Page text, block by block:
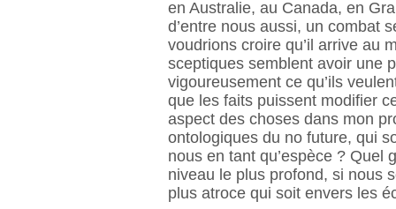
en Australie, au Canada, en
d’entre nous aussi, un combat
voudrions croire qu’il arrive au
sceptiques semblent avoir une
vigoureusement ce qu’ils
que les faits puissent modifier
aspect des choses dans mon
ontologiques du no future, qui
nous en tant qu’espèce ? Quel
niveau le plus profond, si nous
plus atroce qui soit envers les